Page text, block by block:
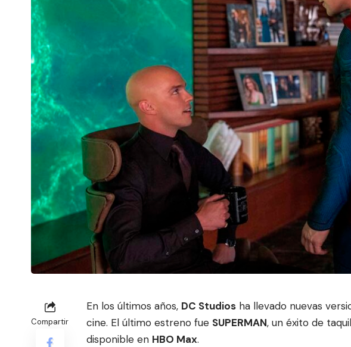
Compartir
En los últimos años, DC Studios ha llevado nuevas
cine. El último estreno fue SUPERMAN, un éxito de
disponible en HBO Max.